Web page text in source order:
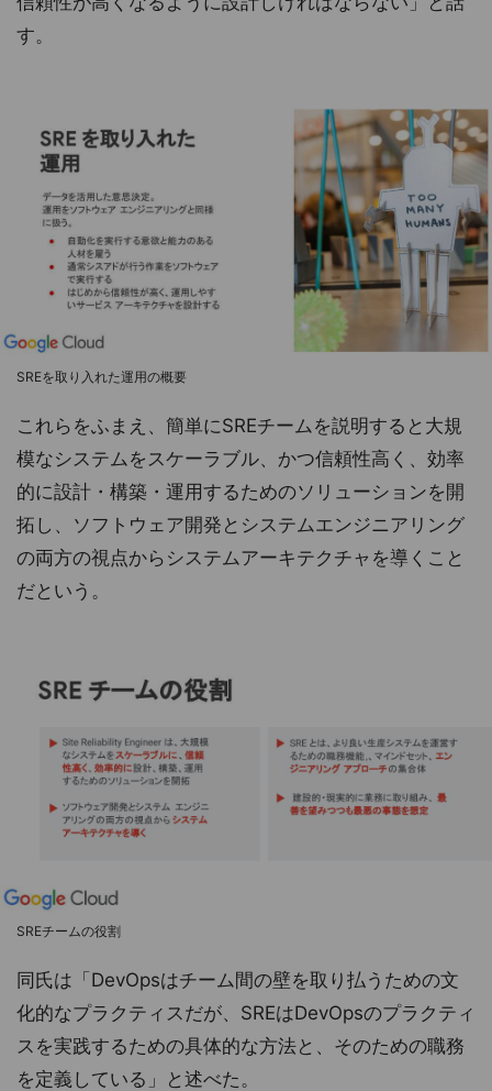
す。
SREを取り入れた運用の概要
これらをふまえ、簡単にSREチームを説明すると大規
模なシステムをスケーラブル、かつ信頼性高く、効率
的に設計・構築・運用するためのソリューションを開
拓し、ソフトウェア開発とシステムエンジニアリング
の両方の視点からシステムアーキテクチャを導くこと
だという。
SREチームの役割
同氏は「DevOpsはチーム間の壁を取り払うための文
化的なプラクティスだが、SREはDevOpsのプラクティ
スを実践するための具体的な方法と、そのための職務
を定義している」と述べた。